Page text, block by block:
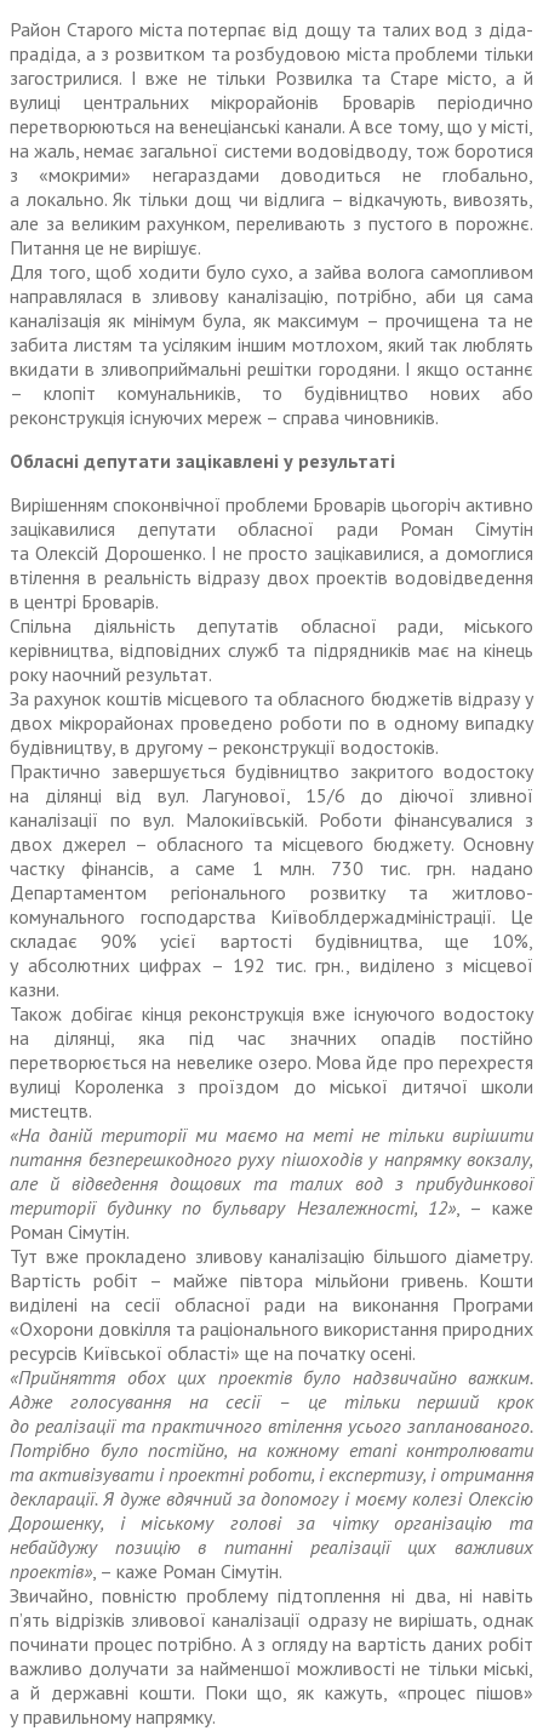
Район Старого міста потерпає від дощу та талих вод з діда-
прадіда, а з розвитком та розбудовою міста проблеми тільки
загострилися. І вже не тільки Розвилка та Старе місто, а й
вулиці центральних мікрорайонів Броварів періодично
перетворюються на венеціанські канали. А все тому, що у місті,
на жаль, немає загальної системи водовідводу, тож боротися
з «мокрими» негараздами доводиться не глобально,
а локально. Як тільки дощ чи відлига – відкачують, вивозять,
але за великим рахунком, переливають з пустого в порожнє.
Питання це не вирішує.
Для того, щоб ходити було сухо, а зайва волога самопливом
направлялася в зливову каналізацію, потрібно, аби ця сама
каналізація як мінімум була, як максимум – прочищена та не
забита листям та усіляким іншим мотлохом, який так люблять
вкидати в зливоприймальні решітки городяни. І якщо останнє
– клопіт комунальників, то будівництво нових або
реконструкція існуючих мереж – справа чиновників.
Обласні депутати зацікавлені у результаті
Вирішенням споконвічної проблеми Броварів цьогоріч активно
зацікавилися депутати обласної ради Роман Сімутін
та Олексій Дорошенко. І не просто зацікавилися, а домоглися
втілення в реальність відразу двох проектів водовідведення
в центрі Броварів.
Спільна діяльність депутатів обласної ради, міського
керівництва, відповідних служб та підрядників має на кінець
року наочний результат.
За рахунок коштів місцевого та обласного бюджетів відразу у
двох мікрорайонах проведено роботи по в одному випадку
будівництву, в другому – реконструкції водостоків.
Практично завершується будівництво закритого водостоку
на ділянці від вул. Лагунової, 15/6 до діючої зливної
каналізації по вул. Малокиївській. Роботи фінансувалися з
двох джерел – обласного та місцевого бюджету. Основну
частку фінансів, а саме 1 млн. 730 тис. грн. надано
Департаментом регіонального розвитку та житлово-
комунального господарства Київоблдержадміністрації. Це
складає 90% усієї вартості будівництва, ще 10%,
у абсолютних цифрах – 192 тис. грн., виділено з місцевої
казни.
Також добігає кінця реконструкція вже існуючого водостоку
на ділянці, яка під час значних опадів постійно
перетворюється на невелике озеро. Мова йде про перехрестя
вулиці Короленка з проїздом до міської дитячої школи
мистецтв.
«На даній території ми маємо на меті не тільки вирішити
питання безперешкодного руху пішоходів у напрямку вокзалу,
але й відведення дощових та талих вод з прибудинкової
території будинку по бульвару Незалежності, 12», – каже
Роман Сімутін.
Тут вже прокладено зливову каналізацію більшого діаметру.
Вартість робіт – майже півтора мільйони гривень. Кошти
виділені на сесії обласної ради на виконання Програми
«Охорони довкілля та раціонального використання природних
ресурсів Київської області» ще на початку осені.
«Прийняття обох цих проектів було надзвичайно важким.
Адже голосування на сесії – це тільки перший крок
до реалізації та практичного втілення усього запланованого.
Потрібно було постійно, на кожному етапі контролювати
та активізувати і проектні роботи, і експер­тизу, і отримання
декларації. Я дуже вдячний за допомогу і моєму колезі Олексію
Дорошенку, і міському голові за чітку організацію та
небайдужу позицію в питанні реалізації цих важливих
проектів», – каже Роман Сімутін.
Звичайно, повністю проблему підтоп­лення ні два, ні навіть
п’ять відрізків зливової каналізації одразу не вирішать, однак
починати процес потрібно. А з огляду на вартість даних робіт
важливо долучати за найменшої можливості не тільки міські,
а й державні кошти. Поки що, як кажуть, «процес пішов»
у правильному напрямку.